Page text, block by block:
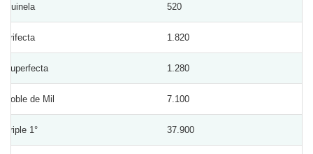
Quinela 520
Trifecta 1.820
Superfecta 1.280
Doble de Mil 7.100
Triple 1° 37.900